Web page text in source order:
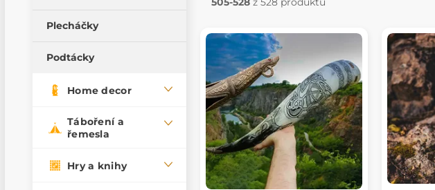
Plecháčky
Podtácky
Home decor
Táboření a
řemesla
Hry a knihy